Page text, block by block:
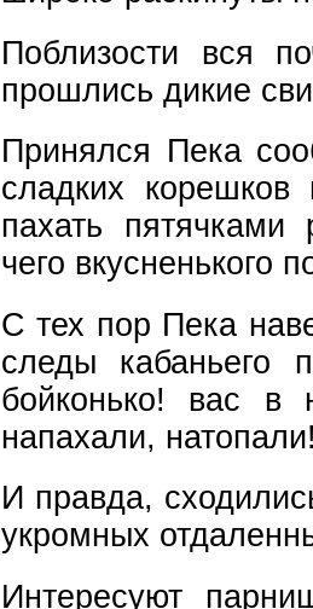
Поблизости вся
прошлись дикие
Принялся Пека
сладких
пахать
чего вкусненького
С тех пор Пека
следы кабаньего
бойконько! вас в
напахали,
И правда,
укромных
Интересуют